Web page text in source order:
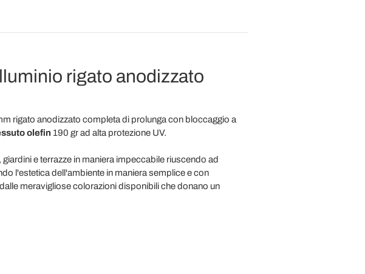
rigato anodizzato
rigato anodizzato completa di prolunga con bloccaggio a
olefin 190 gr ad alta protezione UV.
e terrazze in maniera impeccabile riuscendo ad
l'estetica dell'ambiente in maniera semplice e con
meravigliose colorazioni disponibili che donano un